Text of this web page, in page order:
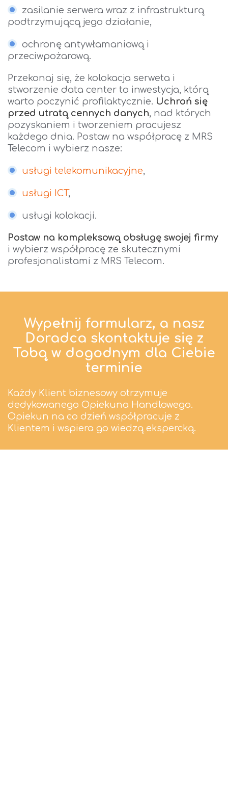
zasilanie serwera wraz z infrastrukturą
podtrzymującą jego działanie,
ochronę antywłamaniową i
przeciwpożarową.
Przekonaj się, że kolokacja serweta i
stworzenie data center to inwestycja, którą
warto poczynić profilaktycznie. Uchroń się
przed utratą cennych danych, nad których
pozyskaniem i tworzeniem pracujesz
każdego dnia. Postaw na współpracę z MRS
Telecom i wybierz nasze:
usługi telekomunikacyjne,
usługi ICT,
usługi kolokacji.
Postaw na kompleksową obsługę swojej firmy
i wybierz współpracę ze skutecznymi
profesjonalistami z MRS Telecom.
Wypełnij formularz, a nasz
Doradca skontaktuje się z
Tobą w dogodnym dla Ciebie
terminie
Każdy Klient biznesowy otrzymuje
dedykowanego Opiekuna Handlowego.
Opiekun na co dzień współpracuje z
Klientem i wspiera go wiedzą ekspercką.